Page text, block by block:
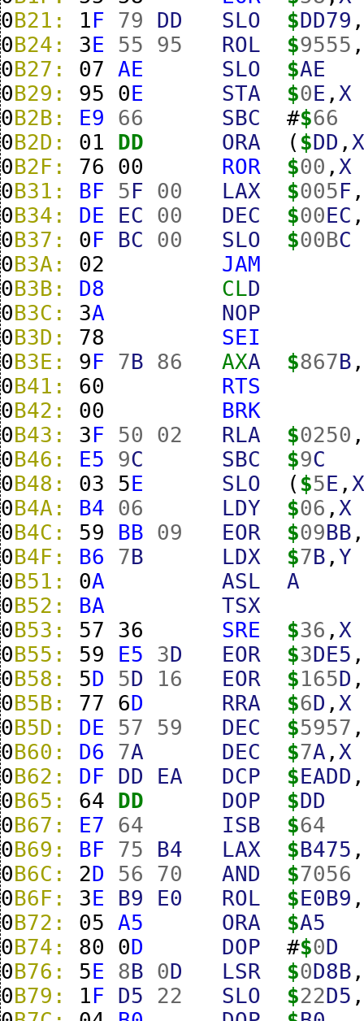
0B21: 1F 79 DD SLO $DD79
0B24: 3E 55 95 ROL $9555
0B27: 07 AE SLO $AE
0B29: 95 0E STA $0E , X
0B2B: E9 66 SBC #$66
0B2D: 01 DD ORA ( $DD ,
0B2F: 76 00 ROR $00 , X
0B31: BF 5F 00 LAX $005F
0B34: DE EC 00 DEC $00EC
0B37: 0F BC 00 SLO $00BC
0B3A: 02
JAM
0B3B: D8 CLD
0B3C: 3A
NOP
0B3D: 78
SEI
0B3E: 9F 7B 86 AXA $867B
0B41: 60
RTS
0B42: 00
BRK
0B43: 3F 50 02 RLA $0250
0B46: E5 9C SBC $9C
0B48: 03 5E SLO ( $5E ,
0B4A: B4 06 LDY $06 , X
0B4C: 59 BB 09 EOR $09BB
0B4F: B6 7B LDX $7B ,Y
0B51: 0A ASL
A
0B52: BA
TSX
0B53: 57 36 SRE $36 , X
0B55: 59 E5 3D EOR $3DE5
0B58: 5D 5D 16 EOR $165D
0B5B: 77 6D RRA $6D , X
0B5D: DE 57 59 DEC $5957
0B60: D6 7A DEC $7A , X
0B62: DF DD EA DCP $EADD
0B65: 64 DD DOP $DD
0B67: E7 64 ISB $64
0B69: BF 75 B4 LAX $B475
0B6C: 2D 56 70 AND $7056
0B6F: 3E B9 E0 ROL $E0B9
0B72: 05 A5 ORA $A5
0B74: 80 0D DOP #$0D
0B76: 5E 8B 0D LSR $0D8B
0B79: 1F D5 22 SLO $22D5